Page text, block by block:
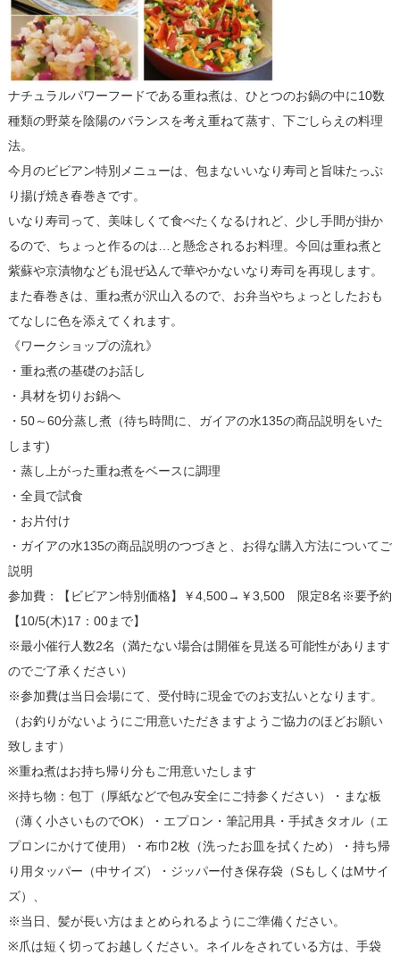
ナチュラルパワーフードである重ね煮は、ひとつのお鍋の中に10数
種類の野菜を陰陽のバランスを考え重ねて蒸す、下ごしらえの料理
法。
今月のビビアン特別メニューは、包まないいなり寿司と旨味たっぷ
り揚げ焼き春巻きです。
いなり寿司って、美味しくて食べたくなるけれど、少し手間が掛か
るので、ちょっと作るのは…と懸念されるお料理。今回は重ね煮と
紫蘇や京漬物なども混ぜ込んで華やかないなり寿司を再現します。
また春巻きは、重ね煮が沢山入るので、お弁当やちょっとしたおも
てなしに色を添えてくれます。
《ワークショップの流れ》
・重ね煮の基礎のお話し
・具材を切りお鍋へ
・50～60分蒸し煮（待ち時間に、ガイアの水135の商品説明をいた
します)
・蒸し上がった重ね煮をベースに調理
・全員で試食
・お片付け
・ガイアの水135の商品説明のつづきと、お得な購入方法についてご
説明
参加費：【ビビアン特別価格】￥4,500→￥3,500 限定8名※要予約
【10/5(木)17：00まで】
※最小催行人数2名（満たない場合は開催を見送る可能性があります
のでご了承ください）
※参加費は当日会場にて、受付時に現金でのお支払いとなります。
（お釣りがないようにご用意いただきますようご協力のほどお願い
致します）
※重ね煮はお持ち帰り分もご用意いたします
※持ち物：包丁（厚紙などで包み安全にご持参ください）・まな板
（薄く小さいものでOK）・エプロン・筆記用具・手拭きタオル（エ
プロンにかけて使用）・布巾2枚（洗ったお皿を拭くため）・持ち帰
り用タッパー（中サイズ）・ジッパー付き保存袋（SもしくはMサイ
ズ）、
※当日、髪が長い方はまとめられるようにご準備ください。
※爪は短く切ってお越しください。ネイルをされている方は、手袋